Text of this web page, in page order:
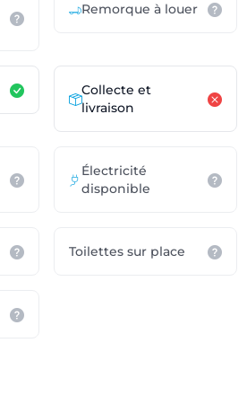
Remorque à louer
Collecte et
livraison
Électricité
disponible
Toilettes sur place